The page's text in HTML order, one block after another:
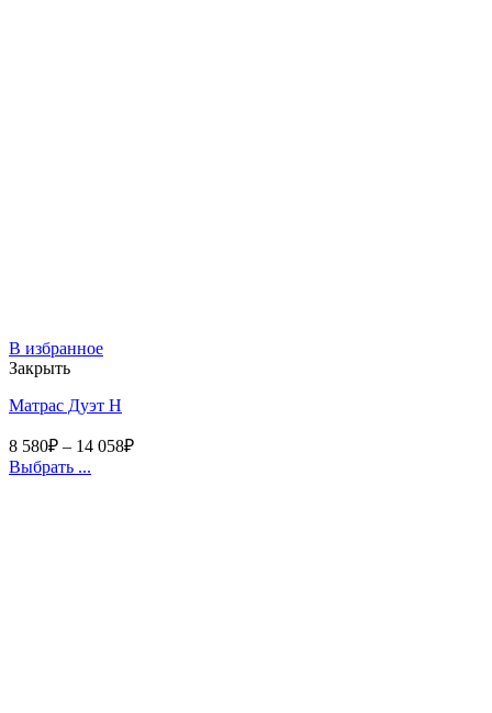
В избранное
Закрыть
Матрас Дуэт Н
8 580₽ – 14 058₽
Выбрать ...